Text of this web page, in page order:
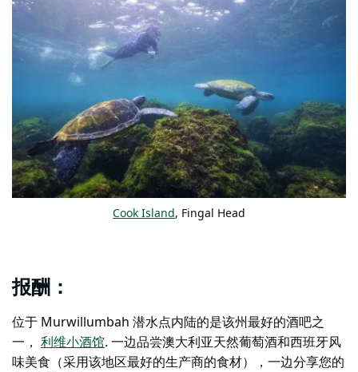
Cook Island, Fingal Head
报酬：
位于 Murwillumbah 潜水点内陆的是该州最好的酒吧之
一， 利维小酒馆. 一边品尝澳大利亚天然葡萄酒和西班牙风
味美食（采用该地区最好的生产商的食材），一边分享您的